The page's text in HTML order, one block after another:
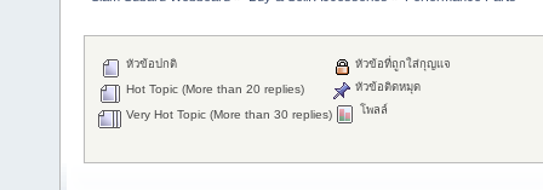
หัวข้อปกติ
Hot Topic (More than 20 replies)
Very Hot Topic (More than 30 replies)
หัวข้อที่ถูกใส่กุญแจ
หัวข้อติดหมุด
โพลล์